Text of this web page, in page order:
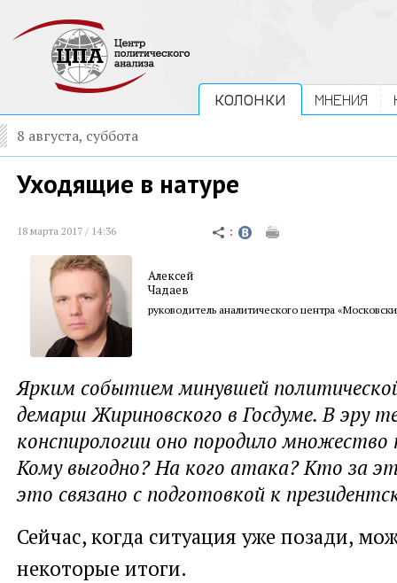
КОЛОНКИ МНЕНИЯ
8 августа, суббота
Уходящие в натуре
18 марта 2017 / 14:36
Алексей
Чадаев
руководитель аналитического центра
Ярким событием минувшей
демарш Жириновского в Госдуме. В эру
конспирологии оно породило
Кому выгодно? На кого атака? Кто за
это связано с подготовкой к
Сейчас, когда ситуация уже позади,
некоторые итоги.